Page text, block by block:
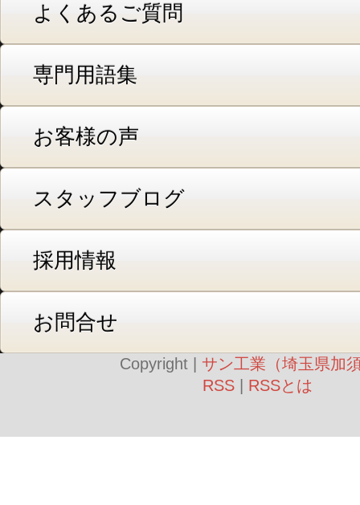
よくあるご質問
専門用語集
お客様の声
スタッフブログ
採用情報
お問合せ
Copyright | サン工業（埼玉県加
RSS| RSSとは